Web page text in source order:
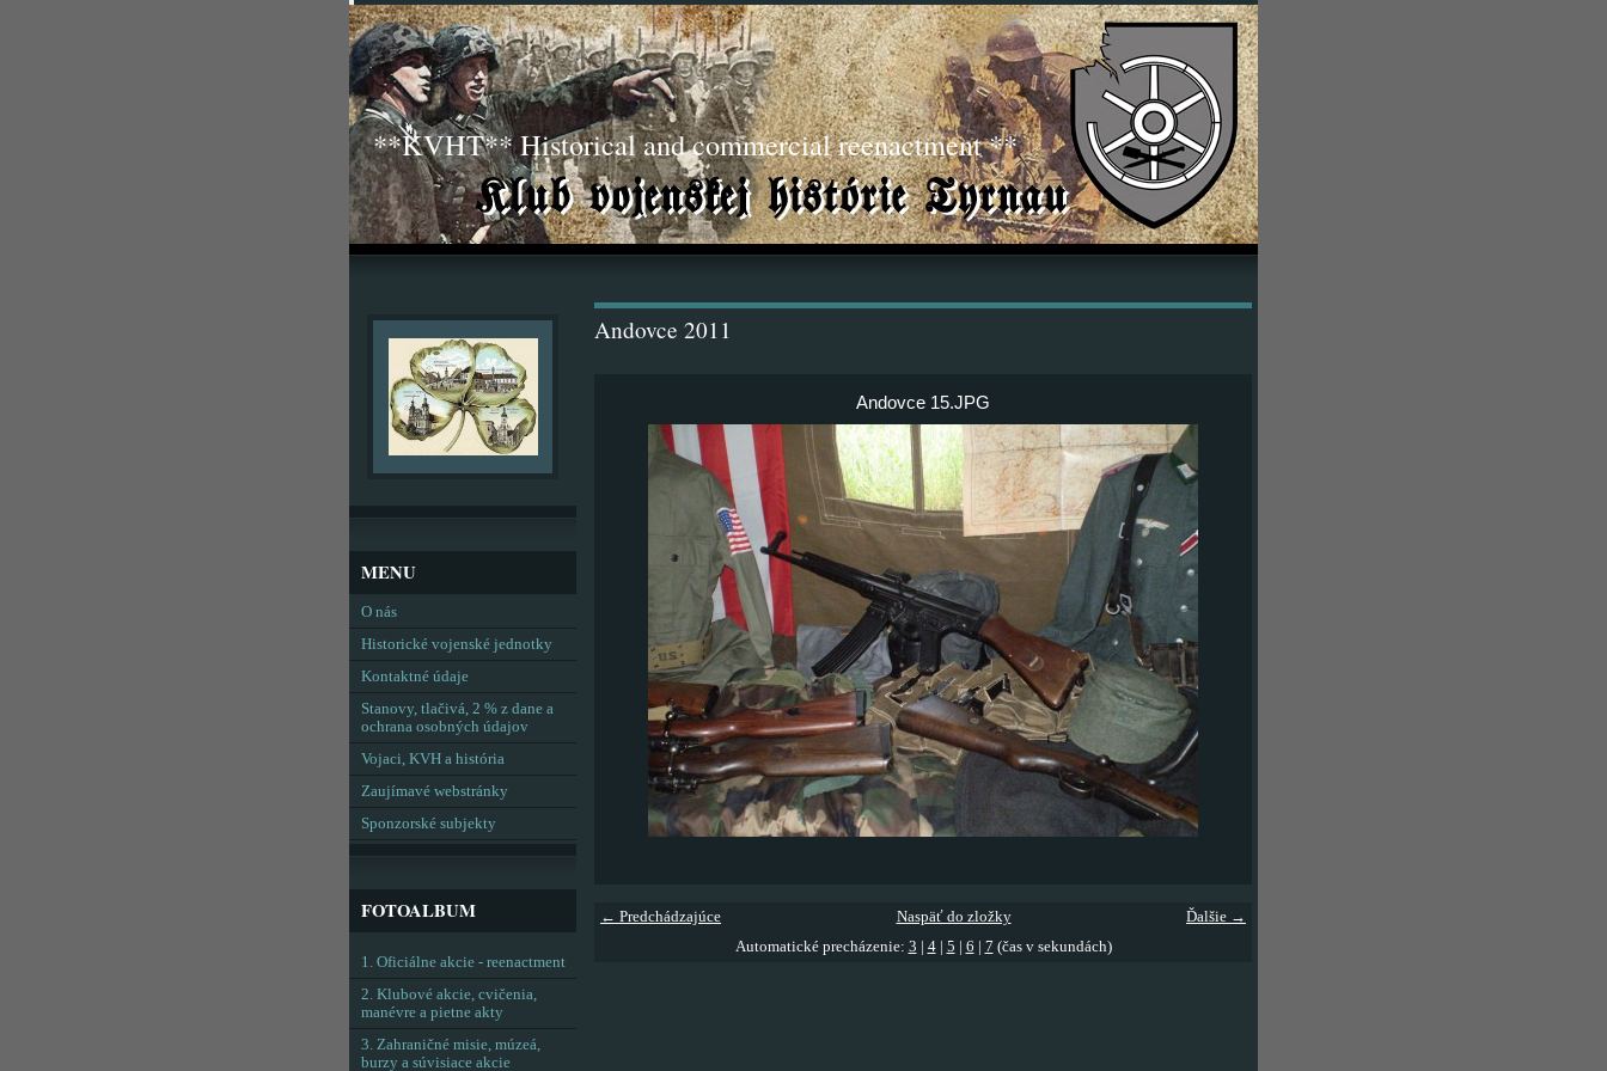
**KVHT** Historical and commercial reenactment **
Andovce 2011
Andovce 15.JPG
← Predchádzajúce Ďalšie →
Naspäť do zložky
Automatické precházenie: 3 4| 5 6 7 (čas v sekundách)
MENU
O nás
Historické vojenské jednotky
Kontaktné údaje
Stanovy, tlačivá, 2 % z dane a
ochrana osobných údajov
Vojaci, KVH a história
Zaujímavé webstránky
Sponzorské subjekty
FOTOALBUM
1. Oficiálne akcie - reenactment
2. Klubové akcie, cvičenia,
manévre a pietne akty
3. Zahraničné misie, múzeá,
burzy a súvisiace akcie